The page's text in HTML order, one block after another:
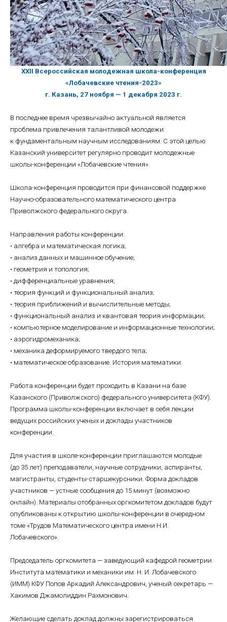
XXII Всероссийская молодежная школа-конференция
«Лобачевские чтения-2023»
г. Казань, 27 ноября — 1 декабря 2023 г.
В последнее время чрезвычайно актуальной является
проблема привлечения талантливой молодежи
к фундаментальным научным исследованиям. С этой целью
Казанский университет регулярно проводит молодежные
школы-конференции «Лобачевские чтения».
Школа-конференция проводится при финансовой поддержке
Научно-образовательного математического центра
Приволжского федерального округа.
Направления работы конференции:
• алгебра и математическая логика;
• анализ данных и машинное обучение;
• геометрия и топология;
• дифференциальные уравнения;
• теория функций и функциональный анализ;
• теория приближений и вычислительные методы;
• функциональный анализ и квантовая теория информации;
• компьютерное моделирование и информационные технологии;
• аэрогидромеханика;
• механика деформируемого твердого тела;
• математическое образование. История математики.
Работа конференции будет проходить в Казани на базе
Казанского (Приволжского) федерального университета (КФУ).
Программа школы-конференции включает в себя лекции
ведущих российских ученых и доклады участников
конференции.
Для участия в школе-конференции приглашаются молодые
(до 35 лет) преподаватели, научные сотрудники, аспиранты,
магистранты, студенты-старшекурсники. Форма докладов
участников — устные сообщения до 15 минут (возможно
онлайн). Материалы отобранных оргкомитетом докладов будут
опубликованы к открытию школы-конференции в очередном
томе «Трудов Математического центра имени Н.И.
Лобачевского».
Председатель оргкомитета — заведующий кафедрой геометрии
Института математики и механики им. Н. И. Лобачевского
(ИММ) КФУ Попов Аркадий Александрович, ученый секретарь —
Хакимов Джамолиддин Рахмонович.
Желающие сделать доклад должны зарегистрироваться